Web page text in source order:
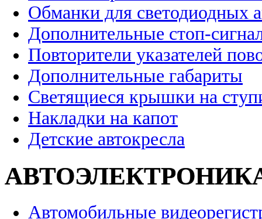
Обманки для светодиодных
Дополнительные стоп-
Повторители указателей
Дополнительные габариты
Светящиеся крышки на
Накладки на капот
Детские автокресла
Автомобильные